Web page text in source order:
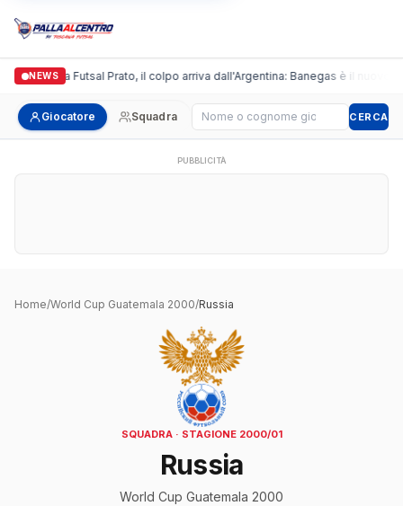
NEWS
Italgronda Futsal Prato, il colpo arriva dall'Argentina: Banegas è il nuovo
Giocatore Squadra Cerca giocatore CERCA
PUBBLICITÀ
Home/World Cup Guatemala 2000/Russia
SQUADRA · STAGIONE 2000/01
Russia
World Cup Guatemala 2000